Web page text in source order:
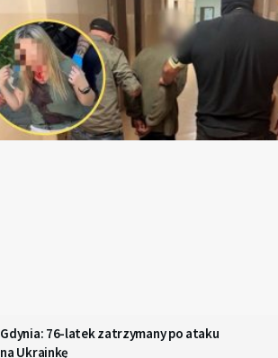
Gdynia: 76-latek zatrzymany po ataku
na Ukrainkę